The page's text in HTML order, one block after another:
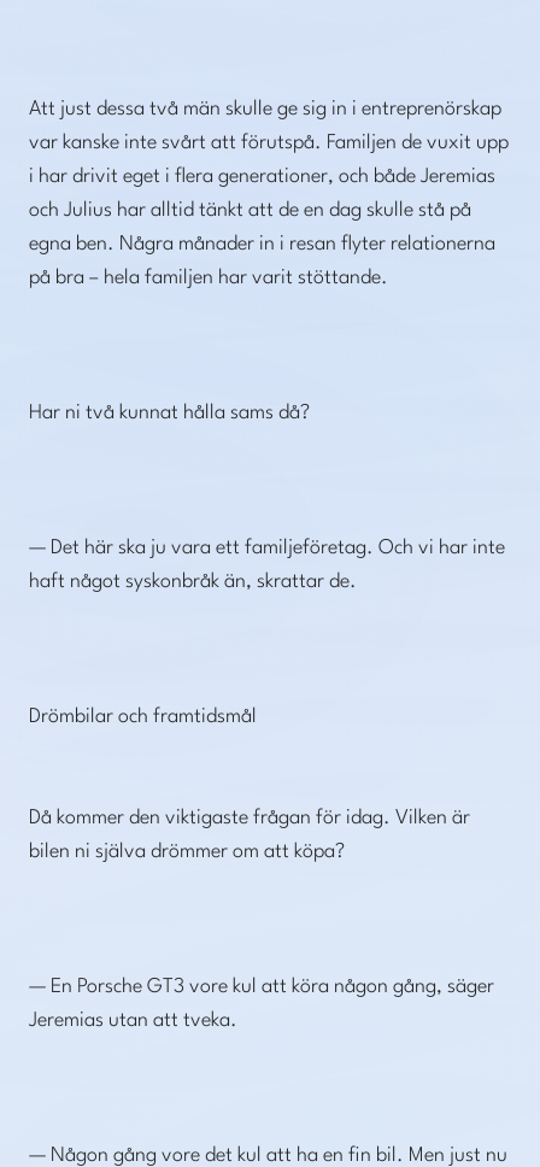
Att just dessa två män skulle ge sig in i entreprenörskap
var kanske inte svårt att förutspå. Familjen de vuxit upp
i har drivit eget i flera generationer, och både Jeremias
och Julius har alltid tänkt att de en dag skulle stå på
egna ben. Några månader in i resan flyter relationerna
på bra – hela familjen har varit stöttande.
Har ni två kunnat hålla sams då?
— Det här ska ju vara ett familjeföretag. Och vi har inte
haft något syskonbråk än, skrattar de.
Drömbilar och framtidsmål
Då kommer den viktigaste frågan för idag. Vilken är
bilen ni själva drömmer om att köpa?
— En Porsche GT3 vore kul att köra någon gång, säger
Jeremias utan att tveka.
— Någon gång vore det kul att ha en fin bil. Men just nu